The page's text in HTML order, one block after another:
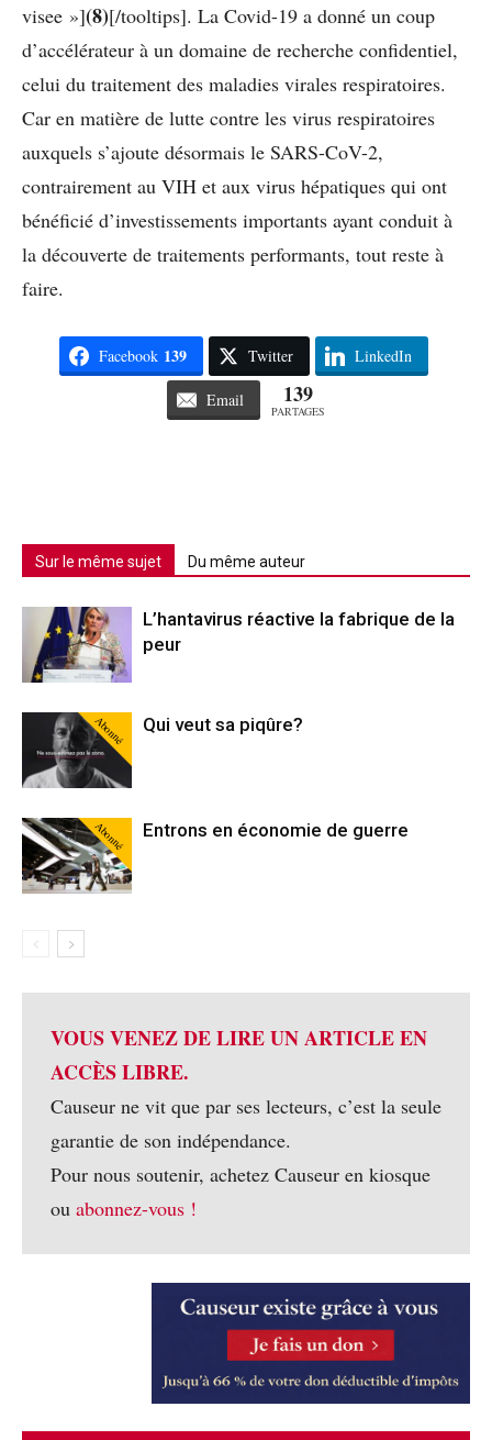
visee »](8)[/tooltips]. La Covid-19 a donné un coup
d’accélérateur à un domaine de recherche confidentiel,
celui du traitement des maladies virales respiratoires.
Car en matière de lutte contre les virus respiratoires
auxquels s’ajoute désormais le SARS-CoV-2,
contrairement au VIH et aux virus hépatiques qui ont
bénéficié d’investissements importants ayant conduit à
la découverte de traitements performants, tout reste à
faire.
Facebook 139 Twitter LinkedIn
Email 139
PARTAGES
Sur le même sujet Du même auteur
L’hantavirus réactive la fabrique de la
peur
Abonné Qui veut sa piqûre?
Abonné Entrons en économie de guerre
VOUS VENEZ DE LIRE UN ARTICLE EN
ACCÈS LIBRE.
Causeur ne vit que par ses lecteurs, c’est la seule
garantie de son indépendance.
Pour nous soutenir, achetez Causeur en kiosque
ou abonnez-vous !